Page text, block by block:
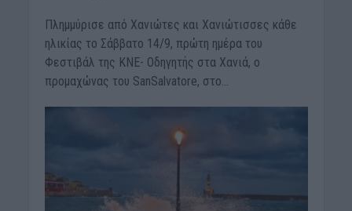
Πλημμύρισε από Χανιώτες και Χανιώτισσες κάθε
ηλικίας το Σάββατο 14/9, πρώτη ημέρα του
Φεστιβάλ της ΚΝΕ- Οδηγητής στα Χανιά, ο
προμαχώνας του SanSalvatore, στο...